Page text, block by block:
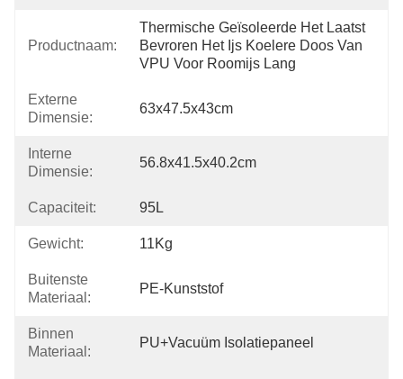
Productnaam:
Thermische Geïsoleerde Het Laatst
Bevroren Het Ijs Koelere Doos Van
VPU Voor Roomijs Lang
Externe
Dimensie:
63x47.5x43cm
Interne
Dimensie:
56.8x41.5x40.2cm
Capaciteit: 95L
Gewicht: 11Kg
Buitenste
Materiaal:
PE-Kunststof
Binnen
Materiaal:
PU+Vacuüm Isolatiepaneel